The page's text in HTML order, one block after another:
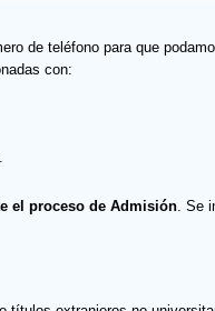
de teléfono para que
con:
el proceso de Admisión. Se